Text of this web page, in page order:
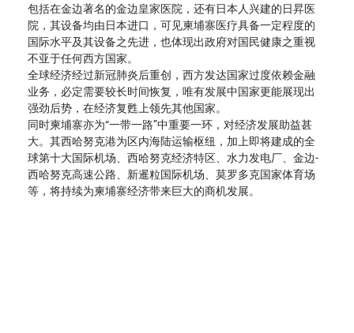
包括在金边著名的金边皇家医院，还有日本人兴建的日昇医
院，其设备均由日本进口，可见柬埔寨医疗具备一定程度的
国际水平及其设备之先进，也体现出政府对国民健康之重视
不亚于任何西方国家。
全球经济经过新冠肺炎后重创，西方发达国家过度依赖金融
业务，必定需要较长时间恢复，唯有发展中国家更能展现出
强劲后势，在经济复甦上领先其他国家。
同时柬埔寨亦为“一带一路”中重要一环，对经济发展助益甚
大。其西哈努克港为区内海陆运输枢纽，加上即将建成的全
球第十大国际机场、西哈努克经济特区、水力发电厂、金边-
西哈努克高速公路、新暹粒国际机场、莫罗多克国家体育场
等，将持续为柬埔寨经济带来巨大的商机发展。